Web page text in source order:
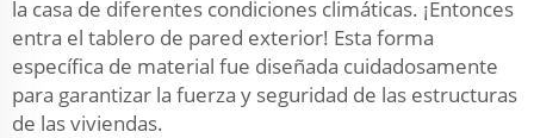
la casa de diferentes condiciones climáticas. ¡Entonces
entra el tablero de pared exterior! Esta forma
específica de material fue diseñada cuidadosamente
para garantizar la fuerza y seguridad de las estructuras
de las viviendas.